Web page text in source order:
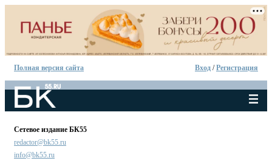
Полная версия сайта Вход /Регистрация
Сетевое издание БК55
redactor@bk55.ru
info@bk55.ru